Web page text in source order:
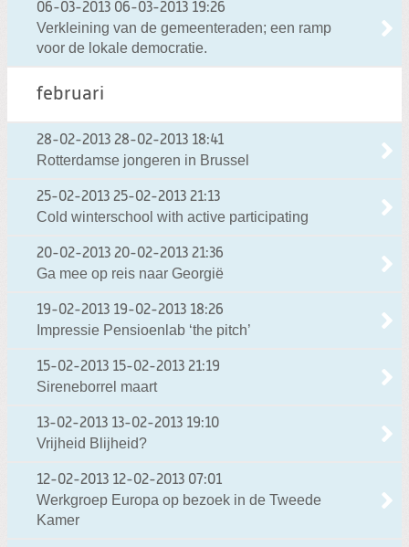
06-03-2013 06-03-2013 19:26
Verkleining van de gemeenteraden; een ramp
voor de lokale democratie.
februari
28-02-2013 28-02-2013 18:41
Rotterdamse jongeren in Brussel
25-02-2013 25-02-2013 21:13
Cold winterschool with active participating
20-02-2013 20-02-2013 21:36
Ga mee op reis naar Georgië
19-02-2013 19-02-2013 18:26
Impressie Pensioenlab ‘the pitch’
15-02-2013 15-02-2013 21:19
Sireneborrel maart
13-02-2013 13-02-2013 19:10
Vrijheid Blijheid?
12-02-2013 12-02-2013 07:01
Werkgroep Europa op bezoek in de Tweede
Kamer